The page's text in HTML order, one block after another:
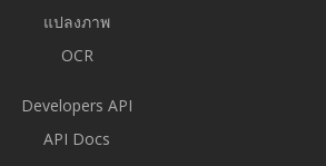
แปลงภาพ
OCR
Developers API
API Docs